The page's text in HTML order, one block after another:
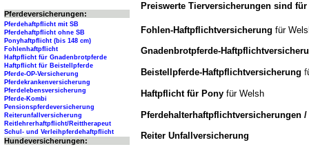
Preiswerte Tierversicherungen sind
Fohlen-Haftpflichtversicherung für
Gnadenbrotpferde-
Beistellpferde-Haftpflichtversicherung f
Haftpflicht für Pony für Welsh
Pferdehalterhaftpflichtversicherungen
Reiter Unfallversicherung
Pferdeversicherungen:
Pferdehaftpflicht mit SB
Pferdehaftpflicht ohne SB
Ponyhaftpflicht (bis 148 cm)
Fohlenhaftpflicht
Haftpflicht für Gnadenbrotpferde
Haftpflicht für Beistellpferde
Pferde-OP-Versicherung
Pferdekrankenversicherung
Pferdelebensversicherung
Pferde-Kombi
Pensionspferdeversicherung
Reiterunfallversicherung
Reitlehrerhaftpflicht/Reittherapeut
Schul- und Verleihpferdehaftpflicht
Hundeversicherungen: